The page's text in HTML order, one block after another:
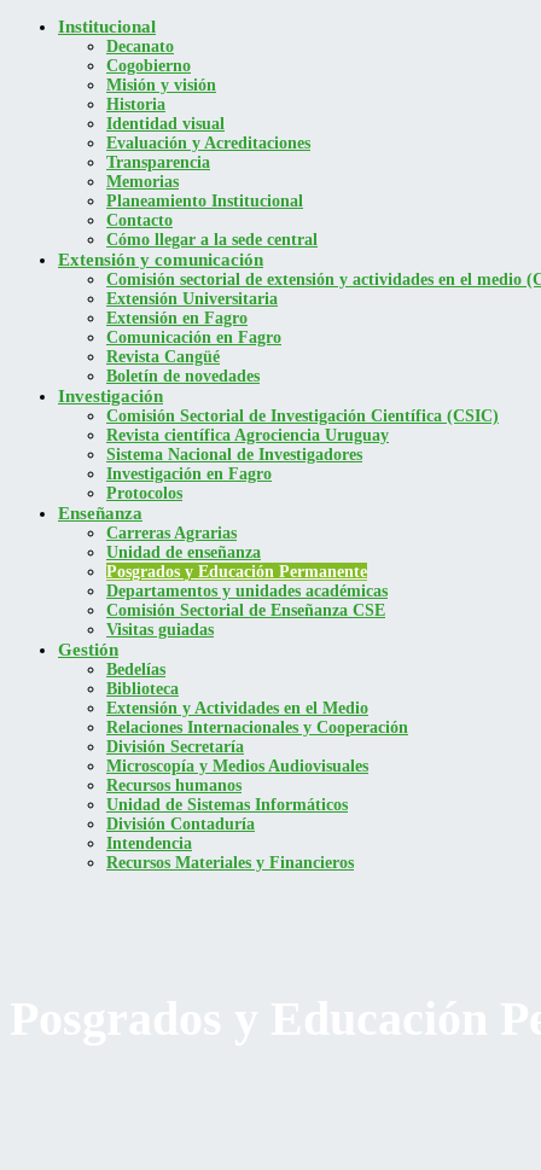
Institucional
Decanato
Cogobierno
Misión y visión
Historia
Identidad visual
Evaluación y Acreditaciones
Transparencia
Memorias
Planeamiento Institucional
Contacto
Cómo llegar a la sede central
Extensión y comunicación
Comisión sectorial de extensión y actividades en el medio
Extensión Universitaria
Extensión en Fagro
Comunicación en Fagro
Revista Cangüé
Boletín de novedades
Investigación
Comisión Sectorial de Investigación Científica (CSIC)
Revista científica Agrociencia Uruguay
Sistema Nacional de Investigadores
Investigación en Fagro
Protocolos
Enseñanza
Carreras Agrarias
Unidad de enseñanza
Posgrados y Educación Permanente
Departamentos y unidades académicas
Comisión Sectorial de Enseñanza CSE
Visitas guiadas
Gestión
Bedelías
Biblioteca
Extensión y Actividades en el Medio
Relaciones Internacionales y Cooperación
División Secretaría
Microscopía y Medios Audiovisuales
Recursos humanos
Unidad de Sistemas Informáticos
División Contaduría
Intendencia
Recursos Materiales y Financieros